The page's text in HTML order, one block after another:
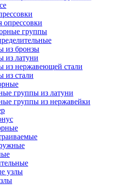
опрессовки
группы
из бронзы
из латуни
из нержавеющей стали
из стали
группы из латуни
группы из нержавейки
узлы